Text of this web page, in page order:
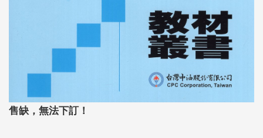
售缺，無法下訂！